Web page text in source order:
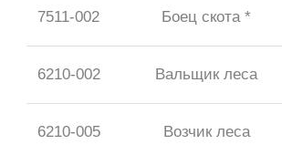
7511-002 Боец скота *
6210-002 Вальщик леса
6210-005 Возчик леса